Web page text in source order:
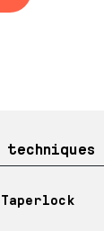
Taperlock